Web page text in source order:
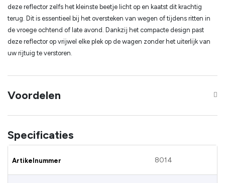
deze reflector zelfs het kleinste beetje licht op en kaatst dit krachtig
terug. Dit is essentieel bij het oversteken van wegen of tijdens ritten in
de vroege ochtend of late avond. Dankzij het compacte design past
deze reflector op vrijwel elke plek op de wagen zonder het uiterlijk van
uw rijtuig te verstoren.
Voordelen
Specificaties
Artikelnummer 8014